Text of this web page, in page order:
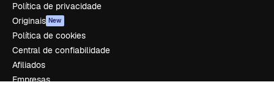
Política de privacidade
Originais New
Política de cookies
Central de confiabilidade
Afiliados
Empresas